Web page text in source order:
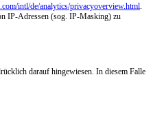
intl/de/analytics/privacyoverview.html.
IP-Adressen (sog. IP-Masking) zu
darauf hingewiesen. In diesem Falle